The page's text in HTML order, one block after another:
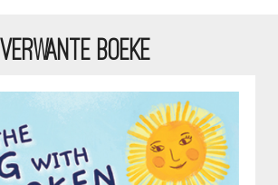
VERWANTE BOEKE